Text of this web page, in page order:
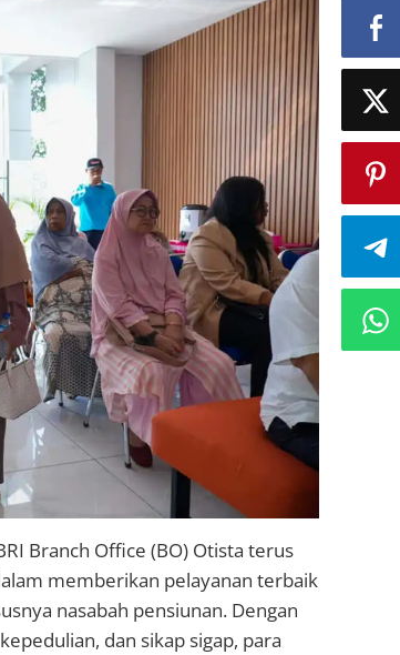
Branch Office (BO) Otista terus
memberikan pelayanan terbaik
nasabah pensiunan. Dengan
dan sikap sigap, para